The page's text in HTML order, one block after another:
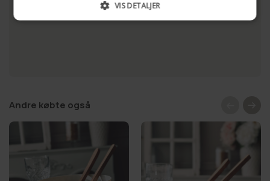
Andre købte også
VIS DETALJER